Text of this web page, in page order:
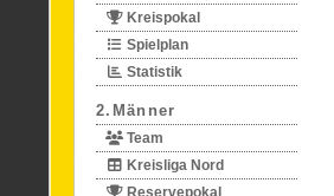
Kreispokal
Spielplan
Statistik
2.Männer
Team
Kreisliga Nord
Reservepokal